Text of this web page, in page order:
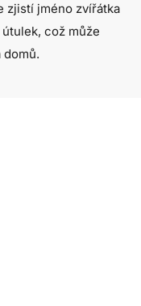
zjistí jméno zvířátka
což může
domů.